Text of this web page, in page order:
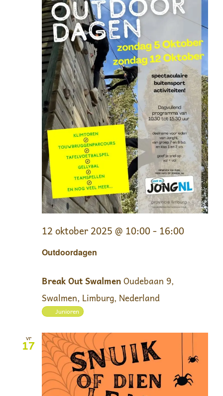
Outdoordagen
12 oktober 2025 @ 10:00- 16:00
Break Out SwalmenOudebaan 9,
Swalmen, Limburg, Nederland
Junioren
vr
17